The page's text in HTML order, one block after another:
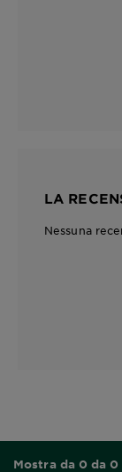
LA
Nessuna
Mostra da 0 da 0